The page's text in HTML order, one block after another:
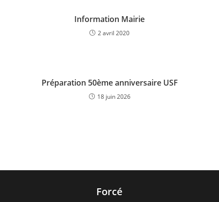
Information Mairie
2 avril 2020
Préparation 50ème anniversaire USF
18 juin 2026
Forcé